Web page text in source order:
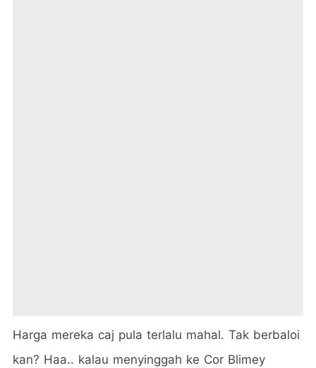
Harga mereka caj pula terlalu mahal. Tak berbaloi
kan? Haa.. kalau menyinggah ke Cor Blimey